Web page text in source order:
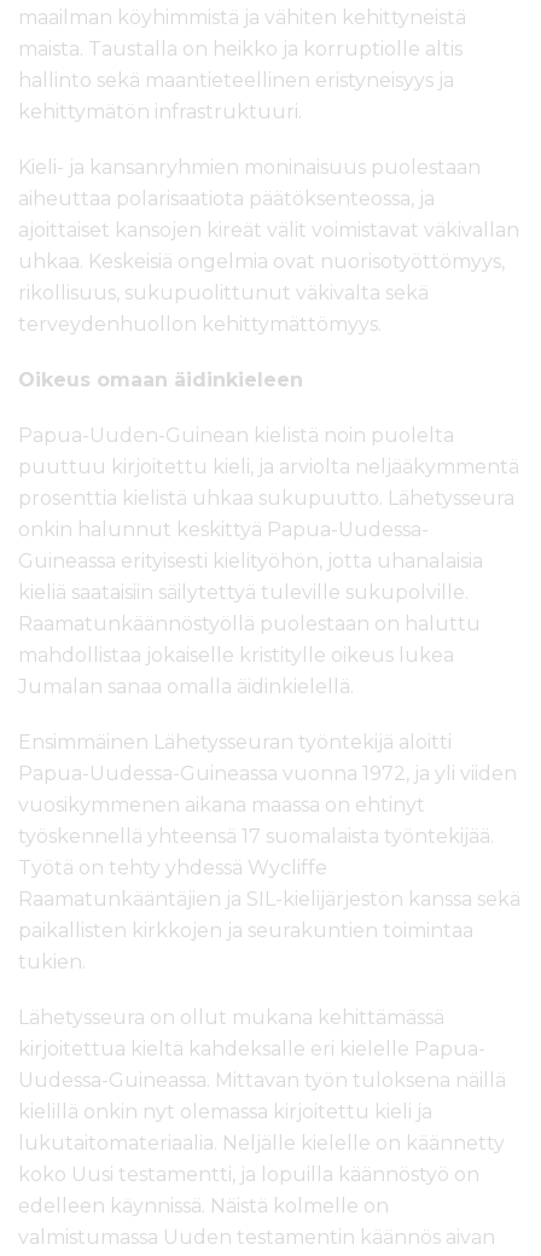
maailman köyhimmistä ja vähiten kehittyneistä
maista. Taustalla on heikko ja korruptiolle altis
hallinto sekä maantieteellinen eristyneisyys ja
kehittymätön infrastruktuuri.
Kieli- ja kansanryhmien moninaisuus puolestaan
aiheuttaa polarisaatiota päätöksenteossa, ja
ajoittaiset kansojen kireät välit voimistavat väkivallan
uhkaa. Keskeisiä ongelmia ovat nuorisotyöttömyys,
rikollisuus, sukupuolittunut väkivalta sekä
terveydenhuollon kehittymättömyys.
Oikeus omaan äidinkieleen
Papua-Uuden-Guinean kielistä noin puolelta
puuttuu kirjoitettu kieli, ja arviolta neljääkymmentä
prosenttia kielistä uhkaa sukupuutto. Lähetysseura
onkin halunnut keskittyä Papua-Uudessa-
Guineassa erityisesti kielityöhön, jotta uhanalaisia
kieliä saataisiin säilytettyä tuleville sukupolville.
Raamatunkäännöstyöllä puolestaan on haluttu
mahdollistaa jokaiselle kristitylle oikeus lukea
Jumalan sanaa omalla äidinkielellä.
Ensimmäinen Lähetysseuran työntekijä aloitti
Papua-Uudessa-Guineassa vuonna 1972, ja yli viiden
vuosikymmenen aikana maassa on ehtinyt
työskennellä yhteensä 17 suomalaista työntekijää.
Työtä on tehty yhdessä Wycliffe
Raamatunkääntäjien ja SIL-kielijärjestön kanssa sekä
paikallisten kirkkojen ja seurakuntien toimintaa
tukien.
Lähetysseura on ollut mukana kehittämässä
kirjoitettua kieltä kahdeksalle eri kielelle Papua-
Uudessa-Guineassa. Mittavan työn tuloksena näillä
kielillä onkin nyt olemassa kirjoitettu kieli ja
lukutaitomateriaalia. Neljälle kielelle on käännetty
koko Uusi testamentti, ja lopuilla käännöstyö on
edelleen käynnissä. Näistä kolmelle on
valmistumassa Uuden testamentin käännös aivan